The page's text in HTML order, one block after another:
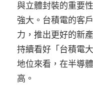
與立體封裝的重要
強大。台積電的客
力，推出更好的新
持續看好「台積電
地位來看，在半導
高。